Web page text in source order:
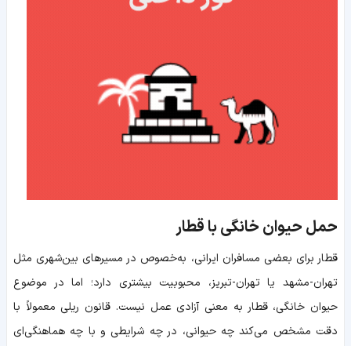
حمل حیوان خانگی با قطار
قطار برای بعضی مسافران ایرانی، به‌خصوص در مسیرهای بین‌شهری مثل
تهران-مشهد یا تهران-تبریز، محبوبیت بیشتری دارد؛ اما در موضوع
حیوان خانگی، قطار به معنی آزادی عمل نیست. قانون ریلی معمولاً با
دقت مشخص می‌کند چه حیوانی، در چه شرایطی و با چه هماهنگی‌ای